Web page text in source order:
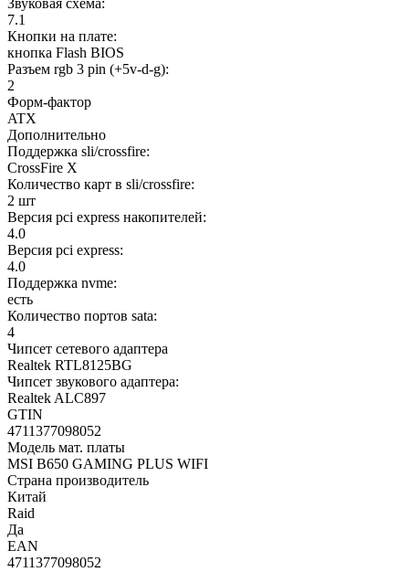
Звуковая схема:
7.1
Кнопки на плате:
кнопка Flash BIOS
Разъем rgb 3 pin (+5v-d-g):
2
Форм-фактор
ATX
Дополнительно
Поддержка sli/crossfire:
CrossFire X
Количество карт в sli/crossfire:
2 шт
Версия pci express накопителей:
4.0
Версия pci express:
4.0
Поддержка nvme:
есть
Количество портов sata:
4
Чипсет сетевого адаптера
Realtek RTL8125BG
Чипсет звукового адаптера:
Realtek ALC897
GTIN
4711377098052
Модель мат. платы
MSI B650 GAMING PLUS WIFI
Страна производитель
Китай
Raid
Да
EAN
4711377098052